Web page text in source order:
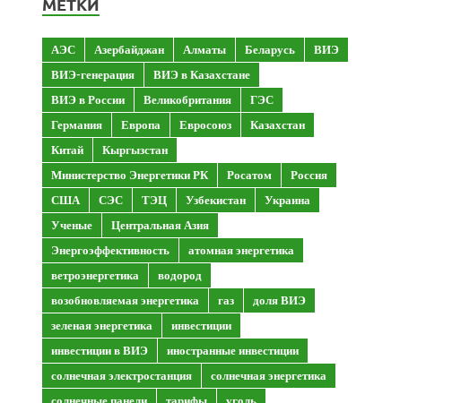
АЭС Азербайджан Алматы Беларусь
ВИЭ
ВИЭ-генерация
ВИЭ в Казахстане
ВИЭ в России
Великобритания
ГЭС
Германия
Европа Евросоюз
Казахстан
Китай
Кыргызстан
Министерство Энергетики РК
Росатом
Россия
США
СЭС ТЭЦ Узбекистан
Украина
Ученые
Центральная Азия
Энергоэффективность
атомная энергетика
ветроэнергетика
водород
возобновляемая энергетика
газ
доля ВИЭ
зеленая энергетика
инвестиции
инвестиции в ВИЭ
иностранные инвестиции
солнечная электростанция
солнечная энергетика
солнечные панели
тарифы уголь